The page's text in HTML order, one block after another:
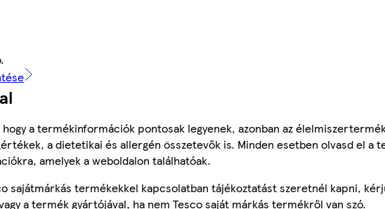
a termékinformációk pontosak legyenek, azonban az
a dietetikai és allergén összetevők is. Minden esetben olvasd el a
amelyek a weboldalon találhatóak.
sajátmárkás termékekkel kapcsolatban tájékoztatást szeretnél kapni,
a termék gyártójával, ha nem Tesco saját márkás termékről van szó.